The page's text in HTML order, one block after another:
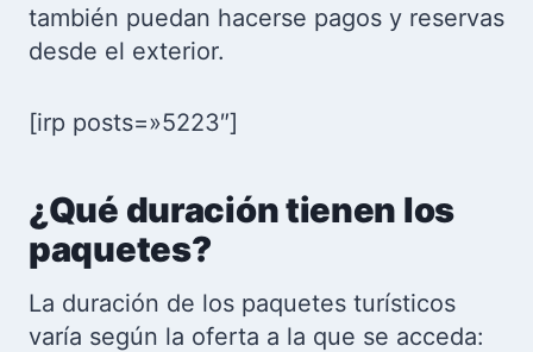
también puedan hacerse pagos y reservas
desde el exterior.
[irp posts=»5223″]
¿Qué duración tienen los
paquetes?
La duración de los paquetes turísticos
varía según la oferta a la que se acceda: